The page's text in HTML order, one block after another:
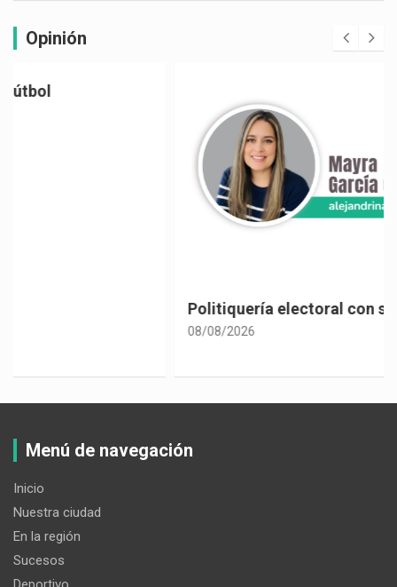
Opinión
Politiquería electoral con sabor a café
Menú de navegación
Inicio
Nuestra ciudad
En la región
Sucesos